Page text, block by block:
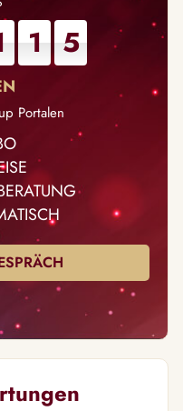
1 5
Portalen